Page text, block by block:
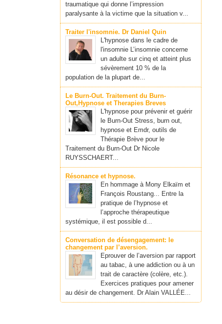
traumatique qui donne l’impression
paralysante à la victime que la situation v...
Traiter l'insomnie. Dr Daniel Quin
L'hypnose dans le cadre de
l'insomnie L’insomnie concerne
un adulte sur cinq et atteint plus
sévèrement 10 % de la
population de la plupart de...
Le Burn-Out. Traitement du Burn-
Out,Hypnose et Therapies Breves
L'hypnose pour prévenir et guérir
le Burn-Out Stress, burn out,
hypnose et Emdr, outils de
Thérapie Brève pour le
Traitement du Burn-Out Dr Nicole
RUYSSCHAERT...
Résonance et hypnose.
En hommage à Mony Elkaïm et
François Roustang... Entre la
pratique de l’hypnose et
l’approche thérapeutique
systémique, il est possible d...
Conversation de désengagement: le
changement par l’aversion.
Eprouver de l’aversion par rapport
au tabac, à une addiction ou à un
trait de caractère (colère, etc.).
Exercices pratiques pour amener
au désir de changement. Dr Alain VALLÉE...